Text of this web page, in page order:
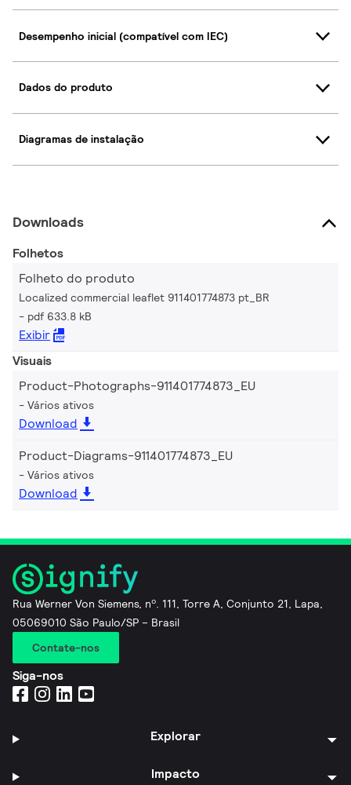
Desempenho inicial (compatível com IEC)
Dados do produto
Diagramas de instalação
Downloads
Folhetos
Folheto do produto
Localized commercial leaflet 911401774873 pt_BR
pdf 633.8 kB
Exibir
Visuais
Product-Photographs-911401774873_EU
Vários ativos
Download
Product-Diagrams-911401774873_EU
Vários ativos
Download
Rua Werner Von Siemens, nº. 111, Torre A, Conjunto 21, Lapa,
05069010 São Paulo/SP – Brasil
Contate-nos
Siga-nos
Explorar
Impacto